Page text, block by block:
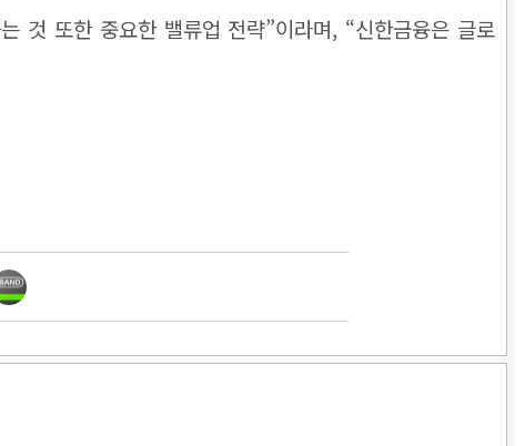
것 또한 중요한 밸류업 전략”이라며, “신한금융은 글로